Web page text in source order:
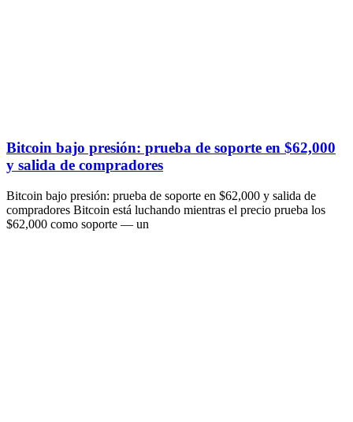
Bitcoin bajo presión: prueba de soporte en $62,000
y salida de compradores
Bitcoin bajo presión: prueba de soporte en $62,000 y salida de
compradores Bitcoin está luchando mientras el precio prueba los
$62,000 como soporte — un